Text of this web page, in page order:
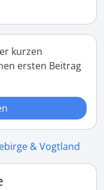
kurzen
ersten Beitrag
& Vogtland